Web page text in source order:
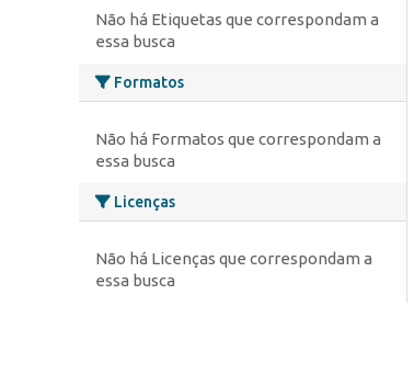
Não há Etiquetas que correspondam a
essa busca
Formatos
Não há Formatos que correspondam a
essa busca
Licenças
Não há Licenças que correspondam a
essa busca